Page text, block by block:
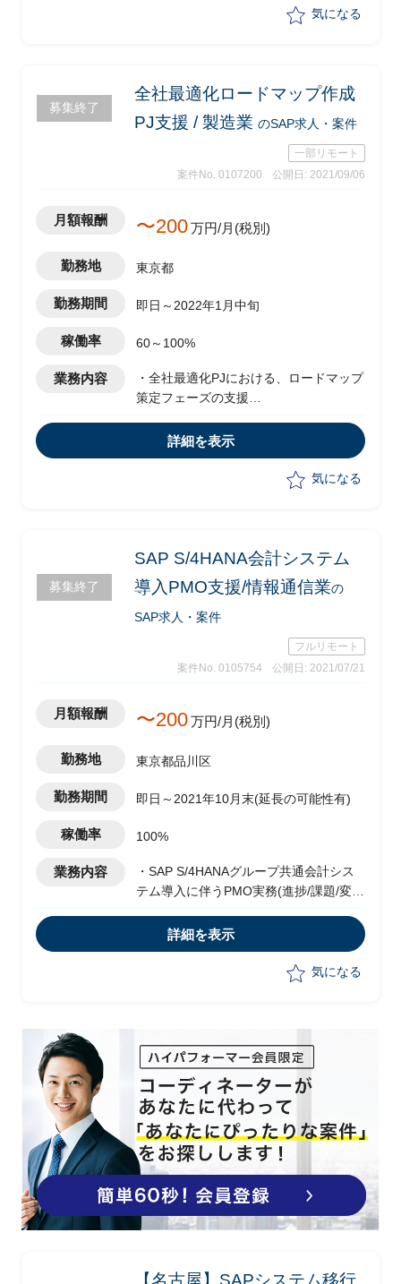
・全社最適内容の検証
気になる
募集終了
全社最適化ロードマップ作成
PJ支援 / 製造業 のSAP求人・案件
一部リモート
案件No. 0107200
公開日: 2021/09/06
月額報酬 〜200万円/月(税別)
勤務地 東京都
勤務期間 即日～2022年1月中旬
稼働率 60～100%
業務内容
・全社最適化PJにおける、ロードマップ
策定フェーズの支援
・ERPを導入するための現状分析
・営業/生産領域の現状調査
・管理軸決定および合理的理由の明確化
・IT経営戦略資料作成
詳細を表示
気になる
募集終了
SAP S/4HANA会計システム
導入PMO支援/情報通信業の
SAP求人・案件
フルリモート
案件No. 0105754
公開日: 2021/07/21
月額報酬 〜200万円/月(税別)
勤務地 東京都品川区
勤務期間 即日～2021年10月末(延長の可能性有)
稼働率 100%
業務内容
・SAP S/4HANAグループ共通会計シス
テム導入に伴うPMO実務(進捗/課題/変更
詳細を表示
気になる
【名古屋】SAPシステム移行